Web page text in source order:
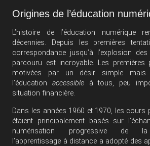
Origines de l’éducation
L’histoire de l’éducation numérique
décennies. Depuis les premières
correspondance jusqu’à l’explosion
parcouru est incroyable. Les premières
motivées par un désir simple mais
l’éducationaccessible à tous, peu
situation financière.
Dans les années 1960 et 1970, les cours
étaient principalement basés sur
numérisation progressive de la
l’apprentissage à distance a adopté des